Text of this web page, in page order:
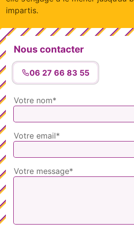
impartis.
Nous contacter
06 27 66 83 55
Votre nom*
Votre email*
Votre message*